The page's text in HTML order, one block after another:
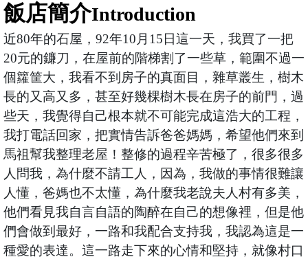
飯店簡介Introduction
近80年的石屋，92年10月15日這一天，我買了一把
20元的鐮刀，在屋前的階梯割了一些草，範圍不過一
個籮筐大，我看不到房子的真面目，雜草叢生，樹木
長的又高又多，甚至好幾棵樹木長在房子的前門，過
些天，我覺得自己根本就不可能完成這浩大的工程，
我打電話回家，把實情告訴爸爸媽媽，希望他們來到
馬祖幫我整理老屋！整修的過程辛苦極了，很多很多
人問我，為什麼不請工人，因為，我做的事情很難讓
人懂，爸媽也不太懂，為什麼我老說夫人村有多美，
他們看見我自言自語的陶醉在自己的想像裡，但是他
們會做到最好，一路和我配合支持我，我認為這是一
種愛的表達。這一路走下來的心情和堅持，就像村口